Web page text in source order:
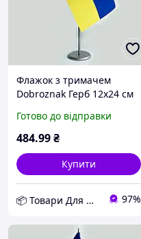
Флажок з тримачем
Dobroznak Герб 12х24 см
D10-2026
Готово до відправки
484.99₴
Купити
📦 Товари Для Дому 97%